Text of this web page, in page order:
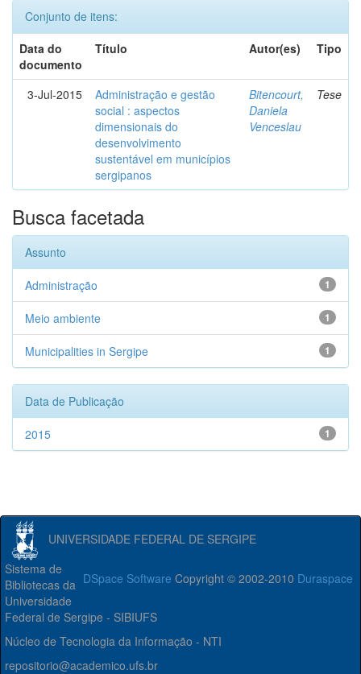
Conjunto de itens:
Data do
documento
Título Autor(es) Tipo
3-Jul-2015
Administração e gestão
social : aspectos
dimensionais do
desenvolvimento
sustentável em municípios
sergipanos
Bitencourt,
Daniela
Venceslau
Tese
Busca facetada
Assunto
1
Administração
1
Meio ambiente
1
Municipalities in Sergipe
Data de Publicação
1
2015
UNIVERSIDADE FEDERAL DE SERGIPE
DSpace Software Copyright © 2002-2010 Duraspace
Sistema de
Bibliotecas da
Universidade
Federal de Sergipe - SIBIUFS
Núcleo de Tecnologia da Informação - NTI
repositorio@academico.ufs.br